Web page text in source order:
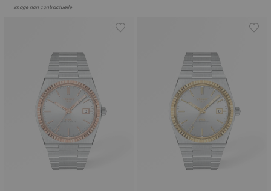
Image non contractuelle